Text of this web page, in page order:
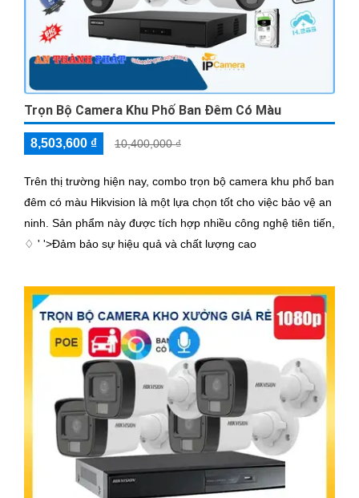
Trọn Bộ Camera Khu Phố Ban Đêm Có Màu
8,503,600 ₫ 10,400,000 ₫
Trên thị trường hiện nay, combo trọn bộ camera khu phố ban
đêm có màu Hikvision là một lựa chọn tốt cho việc bảo vệ an
ninh. Sản phẩm này được tích hợp nhiều công nghệ tiên tiến,
♢ ' '>Đảm bảo sự hiệu quả và chất lượng cao